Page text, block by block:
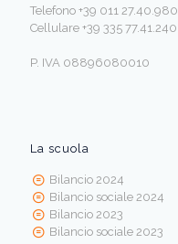
Telefono +39 011 27.40.980
Cellulare +39 335 77.41.240
P. IVA 08896080010
La scuola
Bilancio 2024
Bilancio sociale 2024
Bilancio 2023
Bilancio sociale 2023